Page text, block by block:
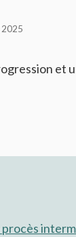
2025
et
procès